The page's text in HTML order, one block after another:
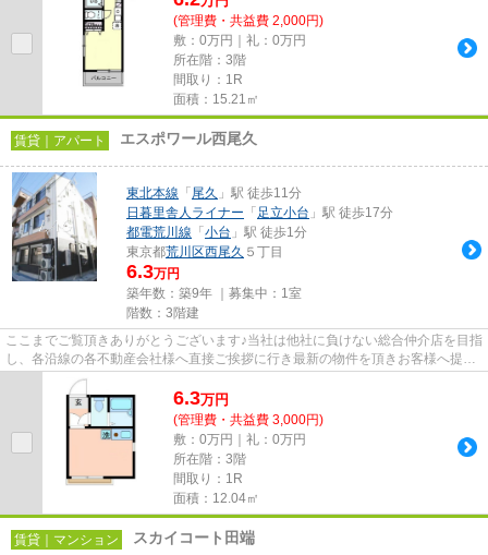
(管理費・共益費 2,000円)
敷：0万円｜礼：0万円
所在階：3階
間取り：1R
面積：15.21㎡
賃貸｜アパート エスポワール西尾久
東北本線 「 尾久 」駅 徒歩11分
日暮里舎人ライナー 「 足立小台 」駅 徒歩17分
都電荒川線 「 小台 」駅 徒歩1分
東京都荒川区西尾久 ５丁目
6.3万円
築年数：築9年 ｜募集中： 1室
階数：3階建
ここまでご覧頂きありがとうございます♪当社は他社に負けない総合仲介店を目指
し、各沿線の各不動産会社様へ直接ご挨拶に行き最新の物件を頂きお客様へ提供
しております！最新の情報は...
6.3万円
(管理費・共益費 3,000円)
敷：0万円｜礼：0万円
所在階：3階
間取り：1R
面積：12.04㎡
賃貸｜マンション スカイコート田端